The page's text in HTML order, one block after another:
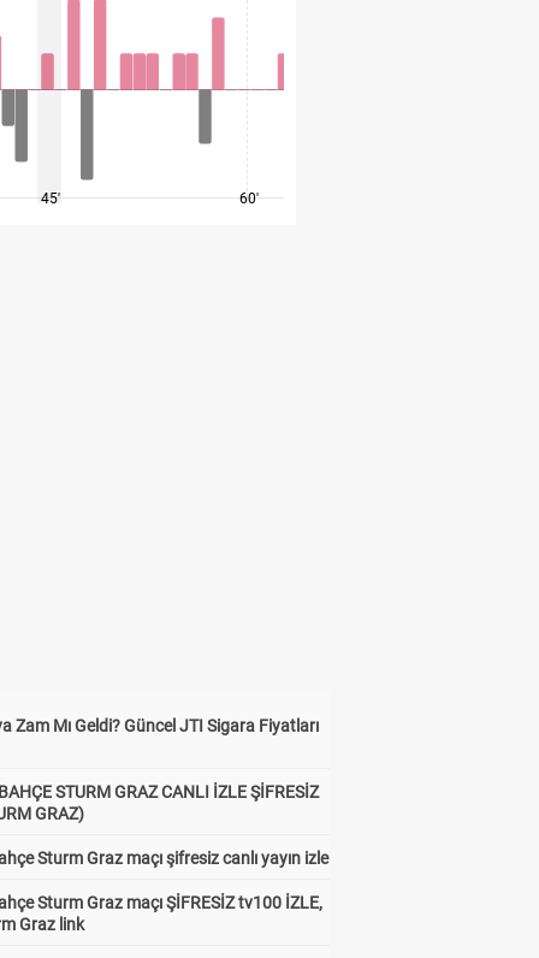
45' 60'
Zam Mı Geldi? Güncel JTI Sigara Fiyatları
STURM GRAZ CANLI İZLE ŞİFRESİZ
GRAZ)
Sturm Graz maçı şifresiz canlı yayın izle
Sturm Graz maçı ŞİFRESİZ tv100 İZLE,
Graz link